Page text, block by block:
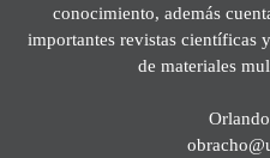
conocimiento, además
importantes revistas científicas
de materiales